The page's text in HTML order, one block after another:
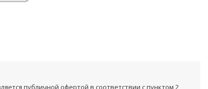
публичной офертой в соответствии с пунктом 2